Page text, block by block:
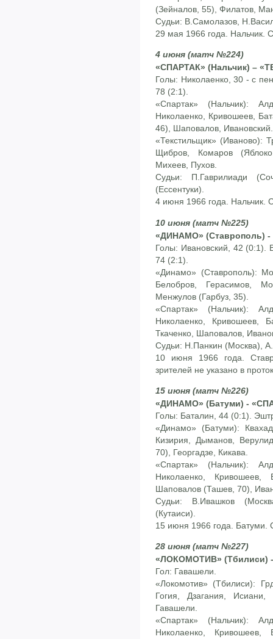
(Зейналов, 55), Филатов,
Судьи: В.Самолазов,
29 мая 1966 года. Нальчик.
4 июня (матч №224)
«СПАРТАК» (Нальчик) –
Голы: Николаенко, 30 - с
78 (2:1).
«Спартак» (Нальчик):
Николаенко, Кривошеев,
46), Шаповалов, Ивановский.
«Текстильщик» (Иваново):
Щибров, Комаров
Михеев, Пухов.
Судьи: П.Гаврилиади
(Ессентуки).
4 июня 1966 года. Нальчик.
10 июня (матч №225)
«ДИНАМО» (Ставрополь) -
Голы: Ивановский, 42 (0:1).
74 (2:1).
«Динамо» (Ставрополь):
Белобров, Герасимов,
Менжулов (Гарбуз, 35).
«Спартак» (Нальчик):
Николаенко, Кривошеев,
Ткаченко, Шаповалов,
Судьи: Н.Панкин (Москва),
10 июня 1966 года.
зрителей не указано в
15 июня (матч №226)
«ДИНАМО» (Батуми) -
Голы: Баталин, 44 (0:1).
«Динамо» (Батуми):
Кизирия, Дыманов,
70), Георгадзе, Кикава.
«Спартак» (Нальчик):
Николаенко, Кривошеев,
Шаповалов (Ташев, 70),
Судьи: В.Ивашков
(Кутаиси).
15 июня 1966 года. Батуми.
28 июня (матч №227)
«ЛОКОМОТИВ» (Тбилиси)
Гол: Гавашели.
«Локомотив» (Тбилиси):
Гогия, Дзагания,
Гавашели.
«Спартак» (Нальчик):
Николаенко, Кривошеев,